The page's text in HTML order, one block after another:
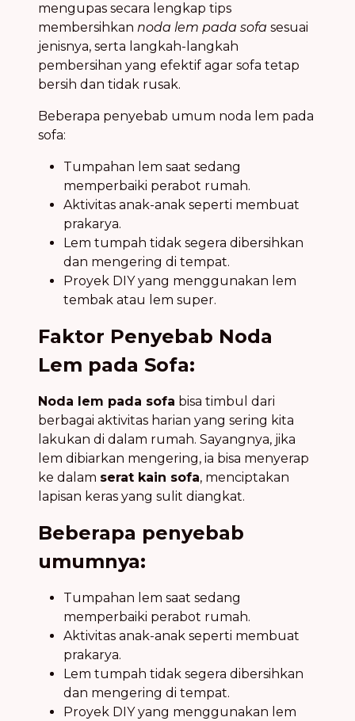
mengupas secara lengkap tips
membersihkan noda lem pada sofa sesuai
jenisnya, serta langkah-langkah
pembersihan yang efektif agar sofa tetap
bersih dan tidak rusak.
Beberapa penyebab umum noda lem pada
sofa:
Tumpahan lem saat sedang
memperbaiki perabot rumah.
Aktivitas anak-anak seperti membuat
prakarya.
Lem tumpah tidak segera dibersihkan
dan mengering di tempat.
Proyek DIY yang menggunakan lem
tembak atau lem super.
Faktor Penyebab Noda
Lem pada Sofa:
Noda lem pada sofa bisa timbul dari
berbagai aktivitas harian yang sering kita
lakukan di dalam rumah. Sayangnya, jika
lem dibiarkan mengering, ia bisa menyerap
ke dalam serat kain sofa, menciptakan
lapisan keras yang sulit diangkat.
Beberapa penyebab
umumnya:
Tumpahan lem saat sedang
memperbaiki perabot rumah.
Aktivitas anak-anak seperti membuat
prakarya.
Lem tumpah tidak segera dibersihkan
dan mengering di tempat.
Proyek DIY yang menggunakan lem